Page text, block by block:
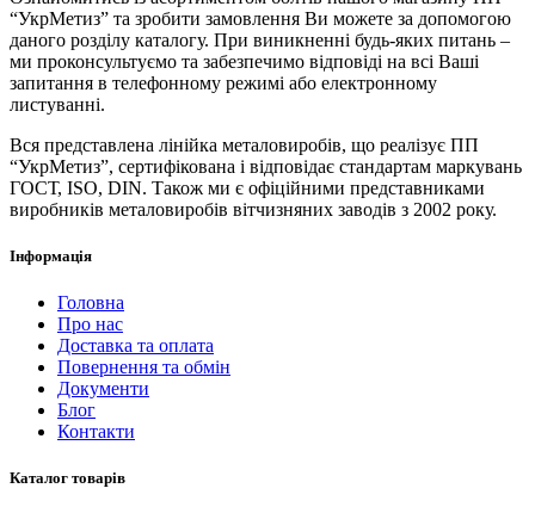
“УкрМетиз” та зробити замовлення Ви можете за допомогою
даного розділу каталогу. При виникненні будь-яких питань –
ми проконсультуємо та забезпечимо відповіді на всі Ваші
запитання в телефонному режимі або електронному
листуванні.
Вся представлена ​​лінійка металовиробів, що реалізує ПП
“УкрМетиз”, сертифікована і відповідає стандартам маркувань
ГОСТ, ISO, DIN. Також ми є офіційними представниками
виробників металовиробів вітчизняних заводів з 2002 року.
Інформація
Головна
Про нас
Доставка та оплата
Повернення та обмін
Документи
Блог
Контакти
Каталог товарів